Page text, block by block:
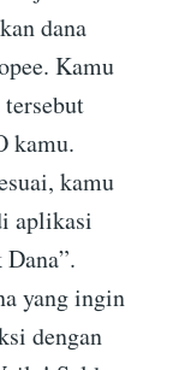
dana
Kamu
kamu.
kamu
aplikasi
yang ingin
dengan